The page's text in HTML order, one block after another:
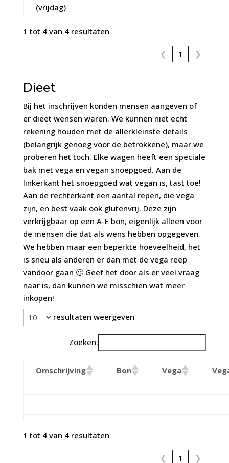
(vrijdag)
1 tot 4 van 4 resultaten
❮ 1 ❯
Dieet
Bij het inschrijven konden mensen aangeven of
er dieet wensen waren. We kunnen niet echt
rekening houden met de allerkleinste details
(belangrijk genoeg voor de betrokkene), maar we
proberen het toch. Elke wagen heeft een speciale
bak met vega en vegan snoepgoed. Aan de
linkerkant het snoepgoed wat vegan is, tast toe!
Aan de rechterkant een aantal repen, die vega
zijn, en best vaak ook glutenvrij. Deze zijn
verkrijgbaar op een A-E bon, eigenlijk alleen voor
de mensen die dat als wens hebben opgegeven.
We hebben maar een beperkte hoeveelheid, het
is sneu als anderen er dan met de vega reep
vandoor gaan 🙂 Geef het door als er veel vraag
naar is, dan kunnen we misschien wat meer
inkopen!
resultaten weergeven
Zoeken:
Omschrijving Bon Vega
1 tot 4 van 4 resultaten
❮ 1 ❯